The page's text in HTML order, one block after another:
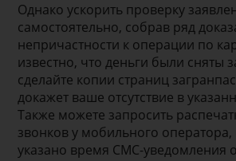
Однако ускорить проверку
самостоятельно, собрав ряд
непричастности к операции по
известно, что деньги были сняты
сделайте копии страниц
докажет ваше отсутствие в
Также можете запросить
звонков у мобильного оператора,
указано время СМС-уведомления